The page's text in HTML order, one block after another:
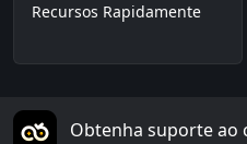
Recursos Rapidamente
Obtenha suporte ao